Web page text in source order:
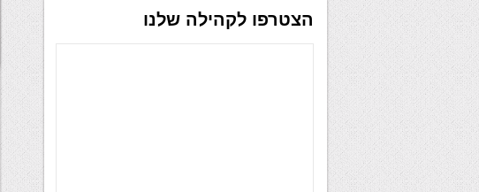
הצטרפו לקהילה שלנו